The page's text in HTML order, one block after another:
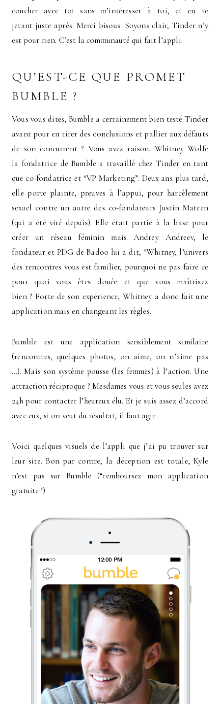
coucher avec toi sans m’intéresser à toi, et en te
jetant juste après. Merci bisous. Soyons clair, Tinder n’y
est pour rien. C’est la communauté qui fait l’appli.
QU’EST-CE QUE PROMET
BUMBLE ?
Vous vous dites, Bumble a certainement bien testé Tinder
avant pour en tirer des conclusions et pallier aux défauts
de son concurrent ? Vous avez raison. Whitney Wolfe
la fondatrice de Bumble a travaillé chez Tinder en tant
que co-fondatrice et “VP Marketing”. Deux ans plus tard,
elle porte plainte, preuves à l’appui, pour harcèlement
sexuel contre un autre des co-fondateurs Justin Mateen
(qui a été viré depuis). Elle était partie à la base pour
créer un réseau féminin mais Andrey Andreev, le
fondateur et PDG de Badoo lui a dit, “Whitney, l’univers
des rencontres vous est familier, pourquoi ne pas faire ce
pour quoi vous êtes douée et que vous maîtrisez
bien ? Forte de son expérience, Whitney a donc fait une
application mais en changeant les règles.
Bumble est une application sensiblement similaire
(rencontres, quelques photos, on aime, on n’aime pas
…). Mais son système pousse (les femmes) à l’action. Une
attraction réciproque ? Mesdames vous et vous seules avez
24h pour contacter l’heureux élu. Et je suis assez d’accord
avec eux, si on veut du résultat, il faut agir.
Voici quelques visuels de l’appli que j’ai pu trouver sur
leur site. Bon par contre, la déception est totale, Kyle
n’est pas sur Bumble (“remboursez mon application
gratuite !)